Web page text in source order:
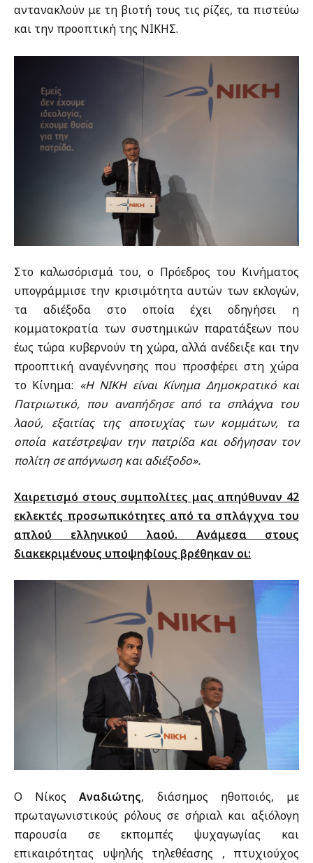
αντανακλούν με τη βιοτή τους τις ρίζες, τα πιστεύω
και την προοπτική της ΝΙΚΗΣ.
Στο καλωσόρισμά του, ο Πρόεδρος του Κινήματος
υπογράμμισε την κρισιμότητα αυτών των εκλογών,
τα αδιέξοδα στο οποία έχει οδηγήσει η
κομματοκρατία των συστημικών παρατάξεων που
έως τώρα κυβερνούν τη χώρα, αλλά ανέδειξε και την
προοπτική αναγέννησης που προσφέρει στη χώρα
το Κίνημα: «Η ΝΙΚΗ είναι Kίνημα Δημοκρατικό και
Πατριωτικό, που αναπήδησε από τα σπλάχνα του
λαού, εξαιτίας της αποτυχίας των κομμάτων, τα
οποία κατέστρεψαν την πατρίδα και οδήγησαν τον
πολίτη σε απόγνωση και αδιέξοδο».
Χαιρετισμό στους συμπολίτες μας απηύθυναν 42
εκλεκτές προσωπικότητες από τα σπλάγχνα του
απλού ελληνικού λαού. Ανάμεσα στους
διακεκριμένους υποψηφίους βρέθηκαν οι:
Ο Νίκος Αναδιώτης, διάσημος ηθοποιός, με
πρωταγωνιστικούς ρόλους σε σήριαλ και αξιόλογη
παρουσία σε εκπομπές ψυχαγωγίας και
επικαιρότητας υψηλής τηλεθέασης , πτυχιούχος